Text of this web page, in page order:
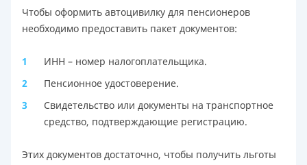
Чтобы оформить автоцивилку для пенсионеров
необходимо предоставить пакет документов:
ИНН – номер налогоплательщика.
Пенсионное удостоверение.
Свидетельство или документы на транспортное
средство, подтверждающие регистрацию.
Этих документов достаточно, чтобы получить льготы